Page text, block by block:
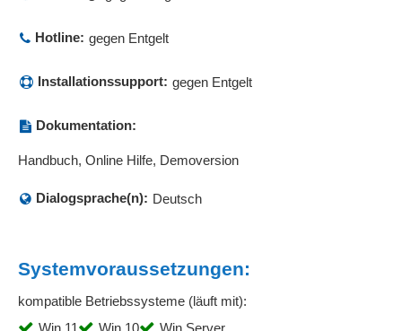
Hotline: gegen Entgelt
Installationssupport: gegen Entgelt
Dokumentation:
Handbuch, Online Hilfe, Demoversion
Dialogsprache(n): Deutsch
Systemvoraussetzungen:
kompatible Betriebssysteme (läuft mit):
Win 11
Win 10
Win Server